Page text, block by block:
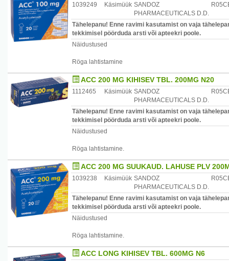
1039249 Käsimüük SANDOZ
PHARMACEUTICALS D.D.
Tähelepanu! Enne ravimi kasutamist on vaja
tekkimisel pöörduda arsti või apteekri poole.
Näidustused
Röga lahtistamine
ACC 200 MG KIHISEV TBL. 200MG N20
1112465 Käsimüük SANDOZ
PHARMACEUTICALS D.D.
Tähelepanu! Enne ravimi kasutamist on vaja
tekkimisel pöörduda arsti või apteekri poole.
Näidustused
Röga lahtistamine.
ACC 200 MG SUUKAUD. LAHUSE PLV
1039238 Käsimüük SANDOZ
PHARMACEUTICALS D.D.
Tähelepanu! Enne ravimi kasutamist on vaja
tekkimisel pöörduda arsti või apteekri poole.
Näidustused
Röga lahtistamine.
ACC LONG KIHISEV TBL. 600MG N6